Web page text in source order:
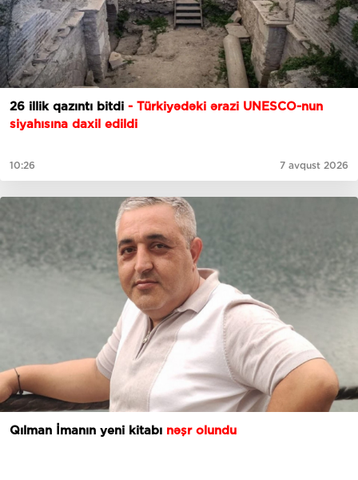
26 illik qazıntı bitdi - Türkiyədəki ərazi UNESCO-nun
siyahısına daxil edildi
10:26 7 avqust 2026
Qılman İmanın yeni kitabı nəşr olundu